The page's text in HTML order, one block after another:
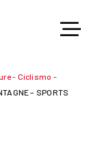
- Ciclismo -
– SPORTS